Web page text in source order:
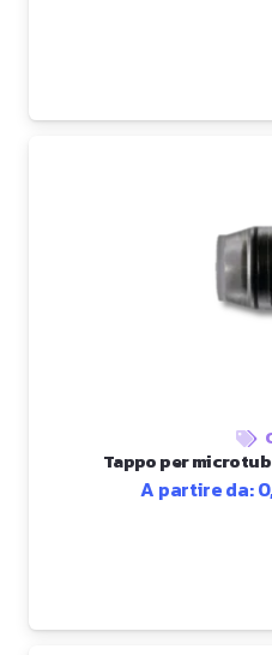
Tappo per
A partire da: